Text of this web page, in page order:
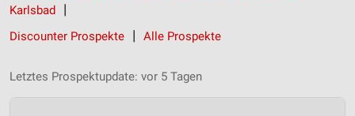
Karlsbad
Discounter Prospekte
Alle Prospekte
Letztes Prospektupdate: vor 5 Tagen